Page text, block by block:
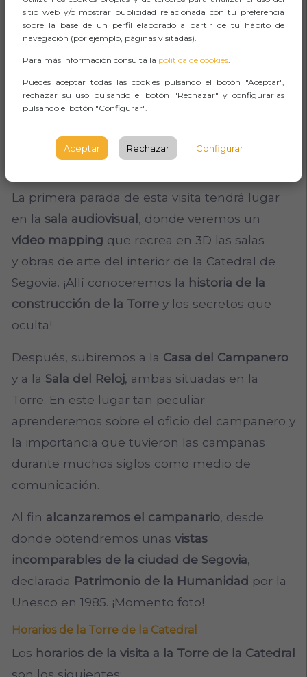
descubriremos!
Allí nos esperan coloridascapillas
claustroy diferentessalas de exposiciones
¡Aprenderemos numerosas curiosidades sobre
laúltima catedral gótica construida en España
Visita a la Torre de la
Catedral
La primera parada de esta visita tendrá lugar
en la sala audiovisual, donde veremos un
vídeo mapping que recrea en 3D las salas
y obras de arte del interior de la Catedral de
Segovia. ¡Allí conoceremos la historia de la
construcción de la Torre y los secretos que
oculta!
Después, subiremos a la Casa del Campanero
y a la Sala del Reloj, ambas situadas en la
Torre. En este lugar tan peculiar
aprenderemos sobre el oficio del campanero y
la importancia que tuvieron las campanas
durante muchos siglos como medio de
comunicación.
Al fin alcanzaremos el campanario, desde
donde obtendremos unas vistas
incomparables de la ciudad de Segovia,
declarada Patrimonio de la Humanidad por la
Unesco en 1985. ¡Momento foto!
Horarios de la Torre de la Catedral
Los horarios de la visita a la Torre de la Catedral
son los siguientes:
sitio web y/o mostrar publicidad relacionada con tu preferencia
sobre la base de un perfil elaborado a partir de tu hábito de
navegación (por ejemplo, páginas visitadas).
Para más información consulta la política de cookies.
Puedes aceptar todas las cookies pulsando el botón "Aceptar",
rechazar su uso pulsando el botón "Rechazar" y configurarlas
pulsando el botón "Configurar".
Aceptar Rechazar Configurar